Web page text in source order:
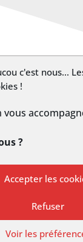
c'est nous...
!
vous
?
Accepter les
Refuser
Voir les
| Webmaster :